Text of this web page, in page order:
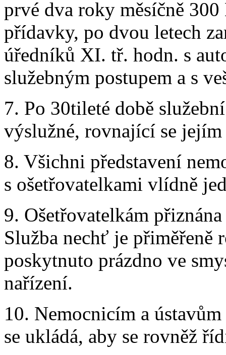
prvé dva roky měsíčně
přídavky, po dvou letech
úředníků XI. tř. hodn. s
služebným postupem a s
7. Po 30tileté době
výslužné, rovnající se
8. Všichni představení
s ošetřovatelkami vlídně
9. Ošetřovatelkám
Služba nechť je přiměřeně
poskytnuto prázdno ve
nařízení.
10. Nemocnicím a
se ukládá, aby se rovněž